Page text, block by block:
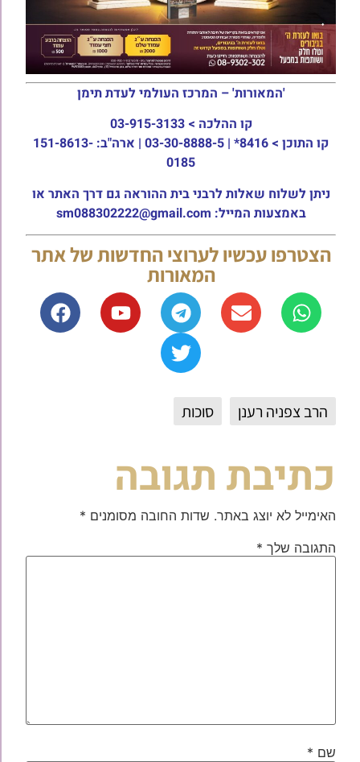
'המאורות' – המרכז העולמי לעדת תימן
קו ההלכה > 03-915-3133
קו התוכן >
8416* | 03-30-8888-5 | ארה"ב: 151-8613-
0185
ניתן לשלוח שאלות לרבני בית ההוראה גם דרך האתר או
באמצעות המייל: sm088302222@gmail.com
הצטרפו עכשיו לערוצי החדשות של אתר
המאורות
הרב צפניה רענן סוכות
כתיבת תגובה
האימייל לא יוצג באתר. שדות החובה מסומנים *
התגובה שלך *
שם *